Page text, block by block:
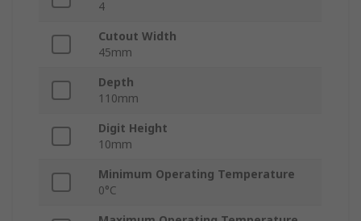
4
Cutout Width
45mm
Depth
110mm
Digit Height
10mm
Minimum Operating Temperature
0°C